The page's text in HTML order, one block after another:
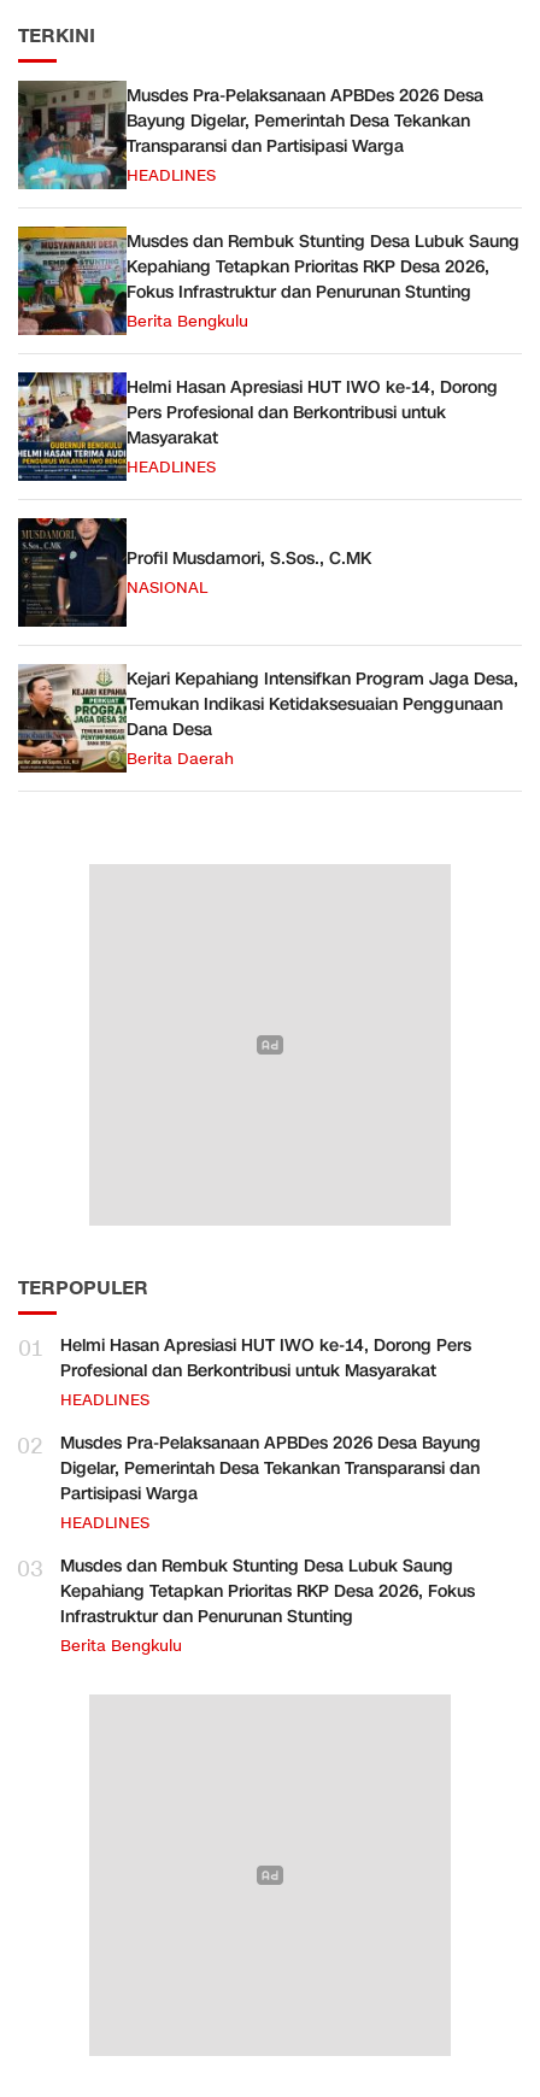
TERKINI
Musdes Pra-Pelaksanaan APBDes 2026 Desa
Bayung Digelar, Pemerintah Desa Tekankan
Transparansi dan Partisipasi Warga
HEADLINES
Musdes dan Rembuk Stunting Desa Lubuk Saung
Kepahiang Tetapkan Prioritas RKP Desa 2026,
Fokus Infrastruktur dan Penurunan Stunting
Berita Bengkulu
Helmi Hasan Apresiasi HUT IWO ke-14, Dorong
Pers Profesional dan Berkontribusi untuk
Masyarakat
HEADLINES
Profil Musdamori, S.Sos., C.MK
NASIONAL
Kejari Kepahiang Intensifkan Program Jaga Desa,
Temukan Indikasi Ketidaksesuaian Penggunaan
Dana Desa
Berita Daerah
TERPOPULER
01
Helmi Hasan Apresiasi HUT IWO ke-14, Dorong Pers
Profesional dan Berkontribusi untuk Masyarakat
HEADLINES
02
Musdes Pra-Pelaksanaan APBDes 2026 Desa Bayung
Digelar, Pemerintah Desa Tekankan Transparansi dan
Partisipasi Warga
HEADLINES
03
Musdes dan Rembuk Stunting Desa Lubuk Saung
Kepahiang Tetapkan Prioritas RKP Desa 2026, Fokus
Infrastruktur dan Penurunan Stunting
Berita Bengkulu